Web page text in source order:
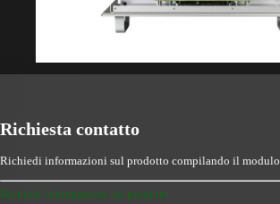
Richiesta contatto
Richiedi informazioni sul prodotto compilando il modulo
Richiedi informazioni sul prodotto